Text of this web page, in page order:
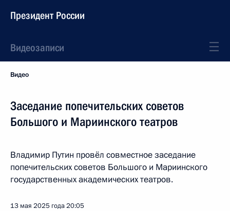
Президент России
Видеозаписи
Видео
Заседание попечительских советов
Большого и Мариинского театров
Владимир Путин провёл совместное заседание
попечительских советов Большого и Мариинского
государственных академических театров.
13 мая 2025 года20:05